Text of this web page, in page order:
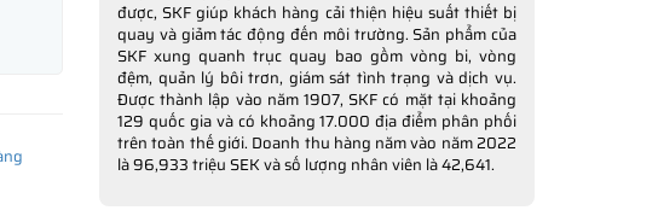
được, SKF giúp khách hàng cải thiện hiệu suất thiết bị
quay và giảm tác động đến môi trường. Sản phẩm của
SKF xung quanh trục quay bao gồm vòng bi, vòng
đệm, quản lý bôi trơn, giám sát tình trạng và dịch vụ.
Được thành lập vào năm 1907, SKF có mặt tại khoảng
129 quốc gia và có khoảng 17.000 địa điểm phân phối
trên toàn thế giới. Doanh thu hàng năm vào năm 2022
là 96,933 triệu SEK và số lượng nhân viên là 42,641.